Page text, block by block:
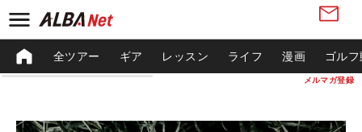
メルマガ登録
全ツアー ギア レッスン ライフ 漫画 ゴル